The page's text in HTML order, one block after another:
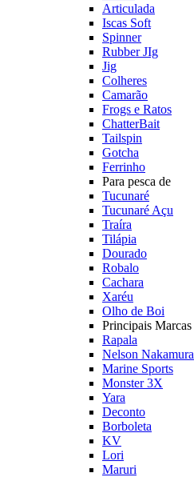
Articulada
Iscas Soft
Spinner
Rubber JIg
Jig
Colheres
Camarão
Frogs e Ratos
ChatterBait
Tailspin
Gotcha
Ferrinho
Para pesca de
Tucunaré
Tucunaré Açu
Traíra
Tilápia
Dourado
Robalo
Cachara
Xaréu
Olho de Boi
Principais Marcas
Rapala
Nelson Nakamura
Marine Sports
Monster 3X
Yara
Deconto
Borboleta
KV
Lori
Maruri